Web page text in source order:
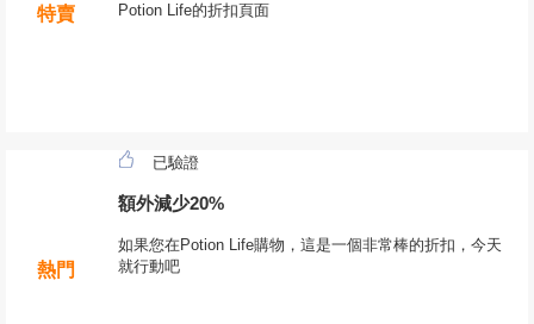
特賣
Potion Life的折扣頁面
熱門
已驗證
額外減少20%
如果您在Potion Life購物，這是一個非常棒的折扣，今天
就行動吧